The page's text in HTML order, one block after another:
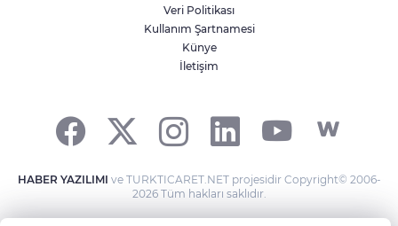
Veri Politikası
Kullanım Şartnamesi
Künye
İletişim
HABER YAZILIMI ve TURKTICARET.NET projesidir Copyright© 2006-
2026 Tüm hakları saklıdır.